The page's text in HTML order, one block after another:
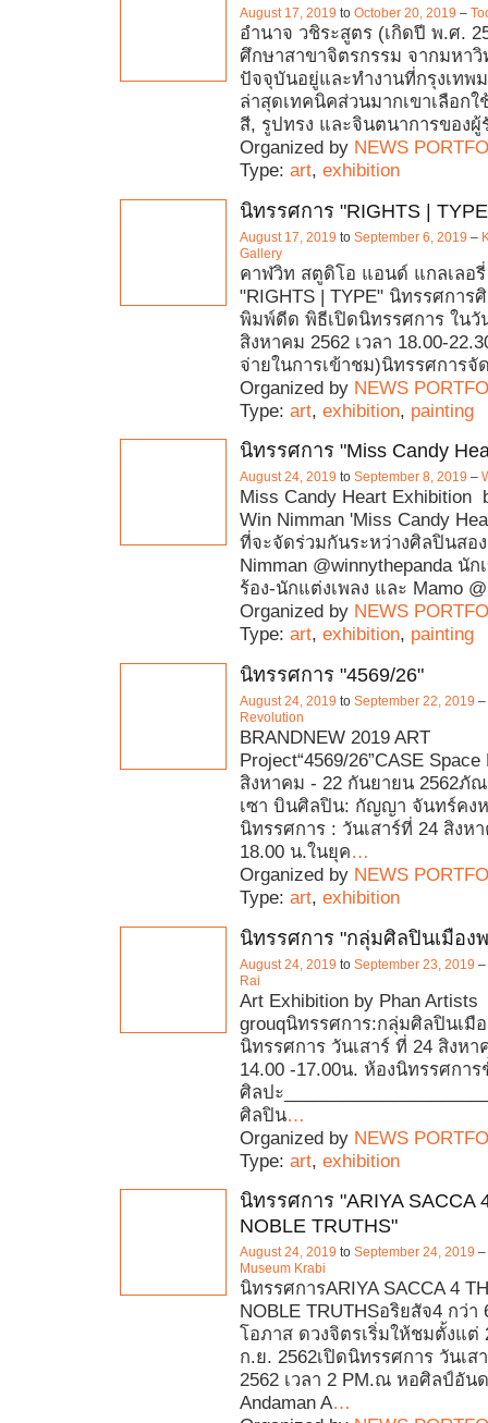
August 17, 2019 to October 20, 2019 –
อำนาจ วชิระสูตร (เกิดปี พ.ศ.
ศึกษาสาขาจิตรกรรม จากมหา
ปัจจุบันอยู่และทำงานที่กรุงเทพ
ล่าสุดเทคนิคส่วนมากเขาเลือกใ
สี, รูปทรง และจินตนาการของผู้
Organized by NEWS
Type: art, exhibition
นิทรรศการ "RIGHTS |
August 17, 2019 to September 6, 2019 –
Gallery
คาฬวิท สตูดิโอ แอนด์ แกลเลอ
"RIGHTS | TYPE" นิทรรศการ
พิมพ์ดีด พิธีเปิดนิทรรศการ ในวั
สิงหาคม 2562 เวลา 18.00-
จ่ายในการเข้าชม)นิทรรศการจั
Organized by NEWS
Type: art, exhibition, painting
นิทรรศการ "Miss Candy
August 24, 2019 to September 8, 2019 –
Miss Candy Heart Exhibition
Win Nimman 'Miss Candy
ที่จะจัดร่วมกันระหว่างศิลปินสอ
Nimman @winnythepanda นั
ร้อง-นักแต่งเพลง และ Mamo
Organized by NEWS
Type: art, exhibition, painting
นิทรรศการ "4569/26"
August 24, 2019 to September 22, 2019 –
Revolution
BRANDNEW 2019 ART
Project“4569/26”CASE
สิงหาคม - 22 กันยายน 2562ภั
เซา บินศิลปิน: กัญญา จันทร์คง
นิทรรศการ : วันเสาร์ที่ 24 สิงห
18.00 น.ในยุค…
Organized by NEWS
Type: art, exhibition
นิทรรศการ "กลุ่มศิลปินเมือง
August 24, 2019 to September 23, 2019 –
Rai
Art Exhibition by Phan Artists
grouqนิทรรศการ:กลุ่มศิลปินเมื
นิทรรศการ วันเสาร์ ที่ 24 สิงหา
14.00 -17.00น. ห้องนิทรรศกา
ศิลปะ
ศิลปิน…
Organized by NEWS
Type: art, exhibition
นิทรรศการ "ARIYA SACCA
NOBLE TRUTHS"
August 24, 2019 to September 24, 2019 –
Museum Krabi
นิทรรศการARIYA SACCA 4
NOBLE TRUTHSอริยสัจ4 กว่
โอภาส ดวงจิตรเริ่มให้ชมตั้งแต่
ก.ย. 2562เปิดนิทรรศการ วันเส
2562 เวลา 2 PM.ณ หอศิลป์อัน
Andaman A…